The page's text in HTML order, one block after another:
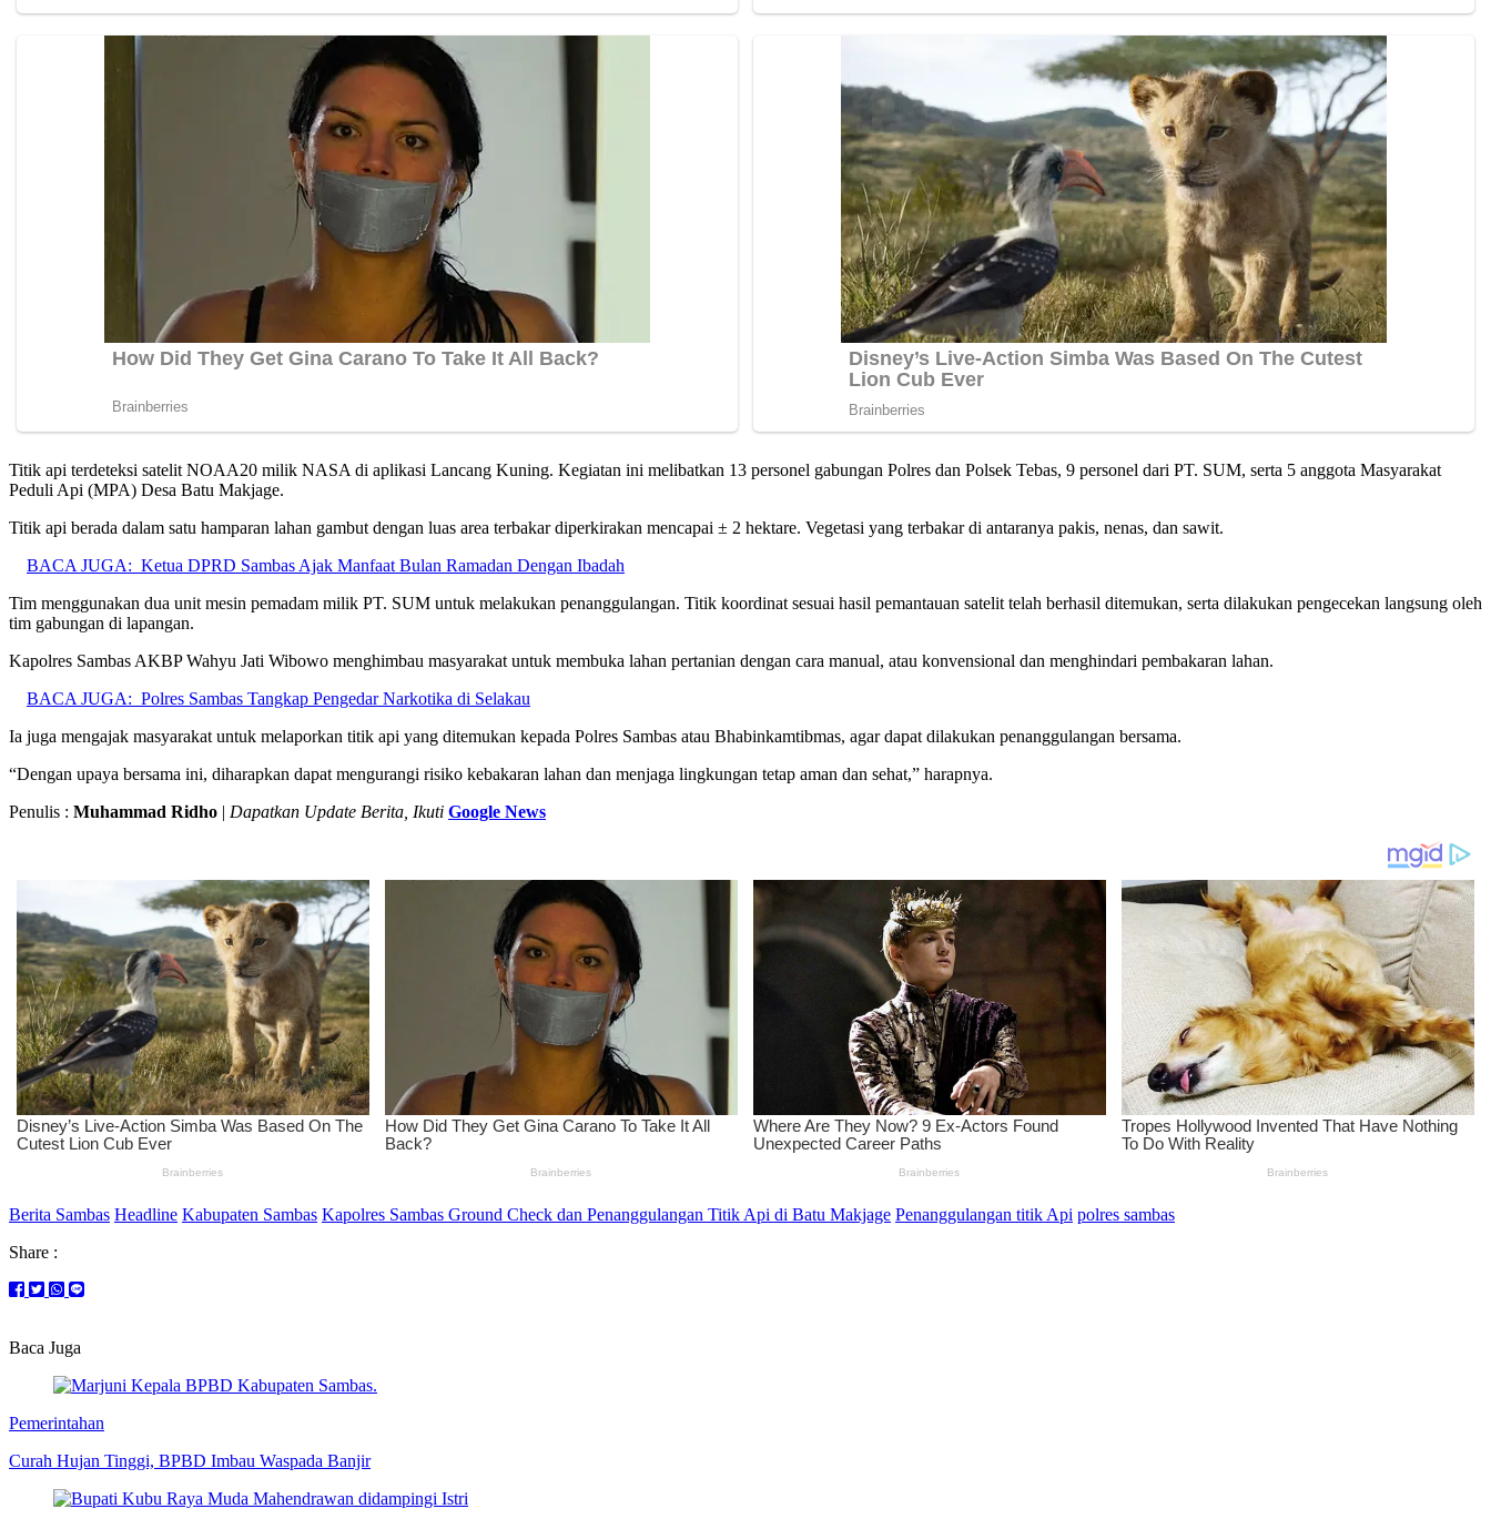
Titik api terdeteksi satelit NOAA20 milik NASA di aplikasi Lancang Kuning. Kegiatan ini melibatkan 13 personel gabungan Polres dan Polsek Tebas, 9 personel dari PT. SUM, serta 5 anggota Masyarakat
Peduli Api (MPA) Desa Batu Makjage.
Titik api berada dalam satu hamparan lahan gambut dengan luas area terbakar diperkirakan mencapai ± 2 hektare. Vegetasi yang terbakar di antaranya pakis, nenas, dan sawit.
BACA JUGA: Ketua DPRD Sambas Ajak Manfaat Bulan Ramadan Dengan Ibadah
Tim menggunakan dua unit mesin pemadam milik PT. SUM untuk melakukan penanggulangan. Titik koordinat sesuai hasil pemantauan satelit telah berhasil ditemukan, serta dilakukan pengecekan langsung oleh
tim gabungan di lapangan.
Kapolres Sambas AKBP Wahyu Jati Wibowo menghimbau masyarakat untuk membuka lahan pertanian dengan cara manual, atau konvensional dan menghindari pembakaran lahan.
BACA JUGA: Polres Sambas Tangkap Pengedar Narkotika di Selakau
Ia juga mengajak masyarakat untuk melaporkan titik api yang ditemukan kepada Polres Sambas atau Bhabinkamtibmas, agar dapat dilakukan penanggulangan bersama.
“Dengan upaya bersama ini, diharapkan dapat mengurangi risiko kebakaran lahan dan menjaga lingkungan tetap aman dan sehat,” harapnya.
Penulis : Muhammad Ridho | Dapatkan Update Berita, Ikuti Google News
Berita Sambas Headline Kabupaten Sambas Kapolres Sambas Ground Check dan Penanggulangan Titik Api di Batu Makjage Penanggulangan titik Api polres sambas
Share :
Baca Juga
Pemerintahan
Curah Hujan Tinggi, BPBD Imbau Waspada Banjir